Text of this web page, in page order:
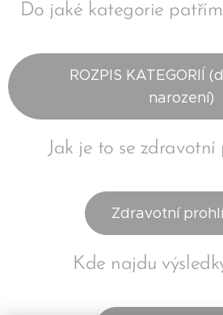
Do jaké kategorie
ROZPIS KATEGORIÍ
narození)
Jak je to se zdravotní
Zdravotní
Kde najdu